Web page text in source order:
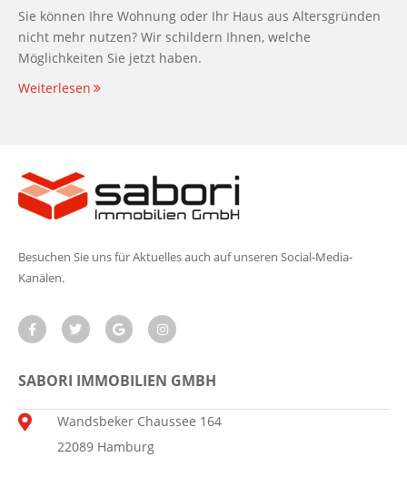
Sie können Ihre Wohnung oder Ihr Haus aus Altersgründen
nicht mehr nutzen? Wir schildern Ihnen, welche
Möglichkeiten Sie jetzt haben.
Weiterlesen
Besuchen Sie uns für Aktuelles auch auf unseren Social-Media-
Kanälen.
SABORI IMMOBILIEN GMBH
Wandsbeker Chaussee 164
22089 Hamburg